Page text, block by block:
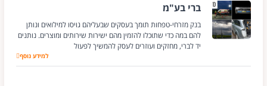
ברי בע"מ
בנק מזרחי-טפחות תומך בעסקים שבעליהם גויסו למילואים ונותן
להם במה כדי שתוכלו להזמין מהם ישירות שירותים ומוצרים. נותנים
יד לברי, מחזקים ועוזרים לעסק להמשיך לפעול
ברי בע"מ
למידע נוסף